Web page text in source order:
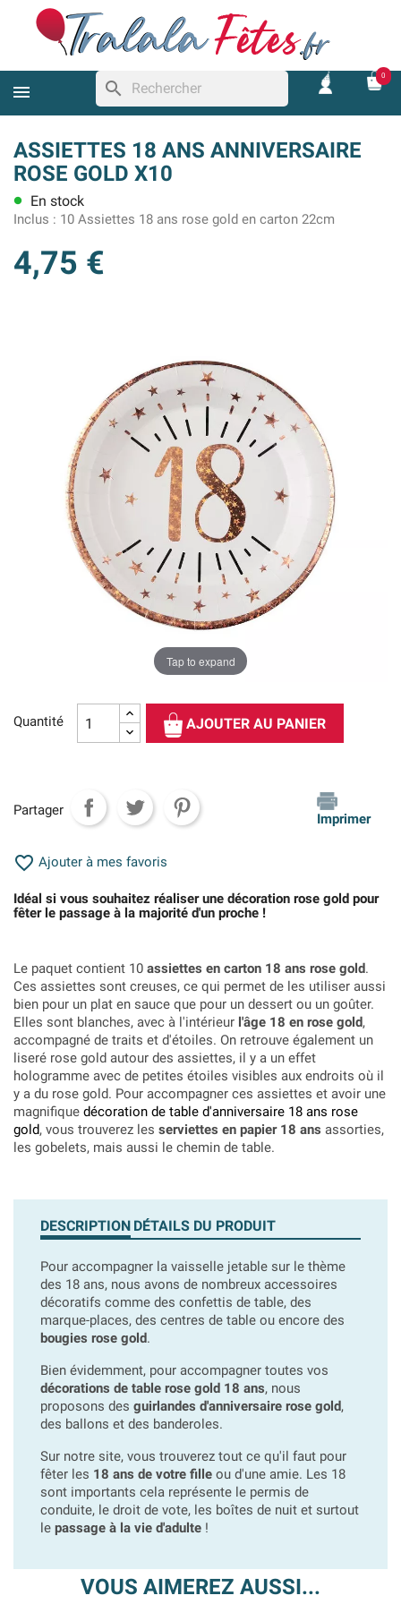
search
0
ASSIETTES 18 ANS ANNIVERSAIRE
ROSE GOLD X10
lens En stock
Inclus : 10 Assiettes 18 ans rose gold en carton 22cm
4,75 €
Tap to expand
Quantité AJOUTER AU PANIER
Partager
Imprimer
 Ajouter à mes favoris
Idéal si vous souhaitez réaliser une décoration rose gold pour
fêter le passage à la majorité d'un proche !
Le paquet contient 10 assiettes en carton 18 ans rose gold.
Ces assiettes sont creuses, ce qui permet de les utiliser aussi
bien pour un plat en sauce que pour un dessert ou un goûter.
Elles sont blanches, avec à l'intérieur l'âge 18 en rose gold,
accompagné de traits et d'étoiles. On retrouve également un
liseré rose gold autour des assiettes, il y a un effet
hologramme avec de petites étoiles visibles aux endroits où il
y a du rose gold. Pour accompagner ces assiettes et avoir une
magnifique décoration de table d'anniversaire 18 ans rose
gold, vous trouverez les serviettes en papier 18 ans assorties,
les gobelets, mais aussi le chemin de table.
DESCRIPTION DÉTAILS DU PRODUIT
Pour accompagner la vaisselle jetable sur le thème
des 18 ans, nous avons de nombreux accessoires
décoratifs comme des confettis de table, des
marque-places, des centres de table ou encore des
bougies rose gold.
Bien évidemment, pour accompagner toutes vos
décorations de table rose gold 18 ans, nous
proposons des guirlandes d'anniversaire rose gold,
des ballons et des banderoles.
Sur notre site, vous trouverez tout ce qu'il faut pour
fêter les 18 ans de votre fille ou d'une amie. Les 18
sont importants cela représente le permis de
conduite, le droit de vote, les boîtes de nuit et surtout
le passage à la vie d'adulte !
VOUS AIMEREZ AUSSI...